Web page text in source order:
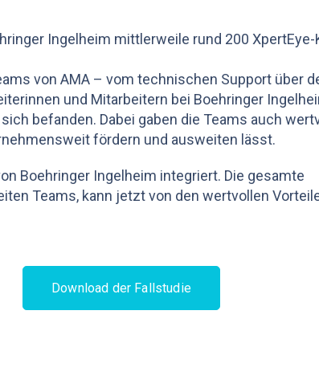
Ingelheim mittlerweile rund 200 XpertEye-
von AMA – vom technischen Support über
und Mitarbeitern bei Boehringer
befanden. Dabei gaben die Teams auch
fördern und ausweiten lässt.
Boehringer Ingelheim integriert. Die gesamte
Teams, kann jetzt von den wertvollen
Download der Fallstudie